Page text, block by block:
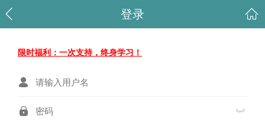
登录
限时福利：一次支持，终身学习！